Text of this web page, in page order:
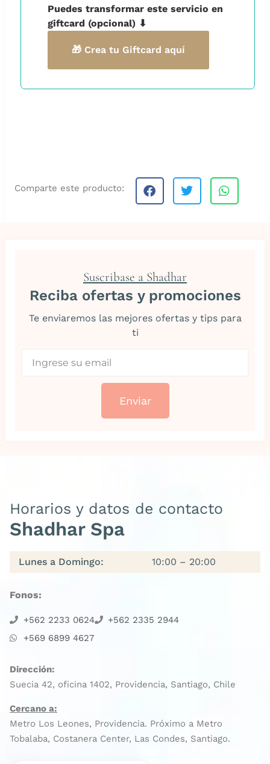
Puedes transformar este servicio en
giftcard (opcional) ⬇
🎁 Crea tu Giftcard aquí
Comparte este producto:
Suscribase a Shadhar
Reciba ofertas y promociones
Te enviaremos las mejores ofertas y tips para
ti
Enviar
Horarios y datos de contacto
Shadhar Spa
Lunes a Domingo: 10:00 – 20:00
Fonos:
+562 2233 0624
+562 2335 2944
+569 6899 4627
Dirección:
Suecia 42, oficina 1402, Providencia, Santiago, Chile
Cercano a:
Metro Los Leones, Providencia. Próximo a Metro
Tobalaba, Costanera Center, Las Condes, Santiago.